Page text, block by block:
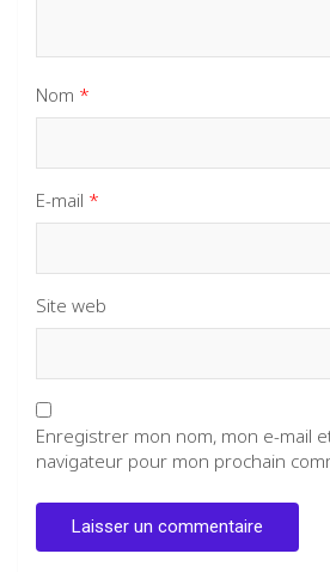
Nom *
E-mail *
Site web
Enregistrer mon nom, mon e-mail
navigateur pour mon prochain